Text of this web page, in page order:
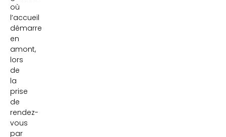
où
l’accueil
démarre
en
amont,
lors
de
la
prise
de
rendez-
vous
par